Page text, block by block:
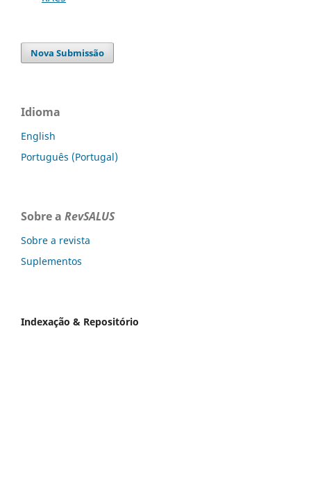
Nova Submissão
Idioma
English
Português (Portugal)
Sobre a RevSALUS
Sobre a revista
Suplementos
Indexação & Repositório